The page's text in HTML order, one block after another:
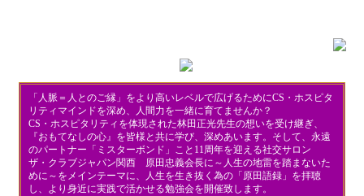
「人脈＝人とのご縁」をより高いレベルで広げるためにCS・ホスピタ
リティマインドを深め、人間力を一緒に育てませんか？
CS・ホスピタリティを体現された林田正光先生の想いを受け継ぎ、
『おもてなしの心』を皆様と共に学び、深めあいます。そして、永遠
のパートナー「ミスターボンド」こと11周年を迎える社交サロン
ザ・クラブジャパン関西 原田忠義会長に～人生の地雷を踏まないた
めに～をメインテーマに、人生を生き抜く為の「原田語録」を拝聴
し、より身近に実践で活かせる勉強会を開催致します。